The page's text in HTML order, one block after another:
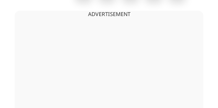
ADVERTISEMENT